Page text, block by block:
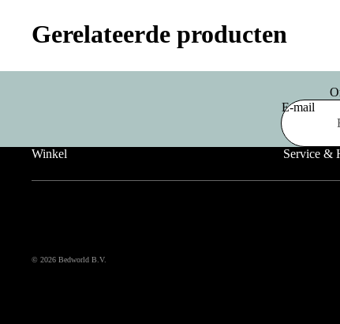
Gerelateerde producten
E-mail
Winkel Service &
© 2026 Bedworld B.V.